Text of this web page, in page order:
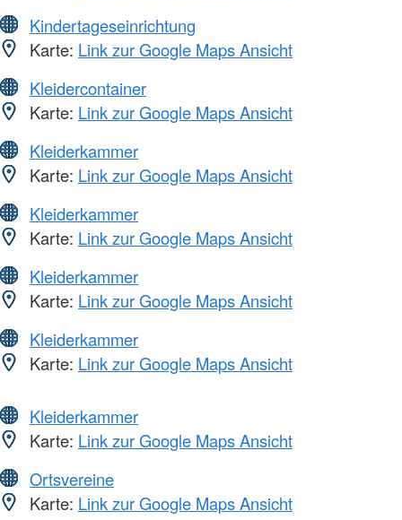
Kindertageseinrichtung
Karte: Link zur Google Maps Ansicht
Kleidercontainer
Karte: Link zur Google Maps Ansicht
Kleiderkammer
Karte: Link zur Google Maps Ansicht
Kleiderkammer
Karte: Link zur Google Maps Ansicht
Kleiderkammer
Karte: Link zur Google Maps Ansicht
Kleiderkammer
Karte: Link zur Google Maps Ansicht
Kleiderkammer
Karte: Link zur Google Maps Ansicht
Ortsvereine
Karte: Link zur Google Maps Ansicht